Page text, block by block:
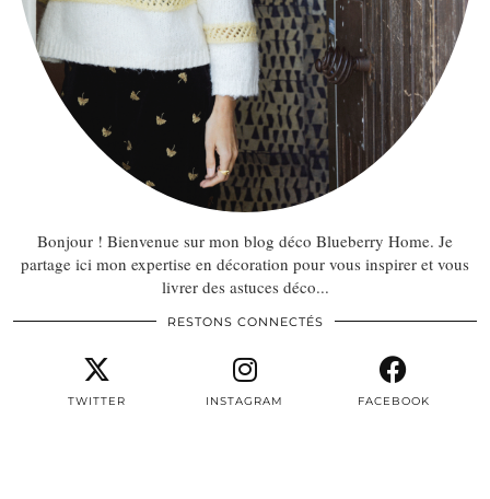
Bonjour ! Bienvenue sur mon blog déco Blueberry Home. Je
partage ici mon expertise en décoration pour vous inspirer et vous
livrer des astuces déco...
RESTONS CONNECTÉS
TWITTER INSTAGRAM FACEBOOK